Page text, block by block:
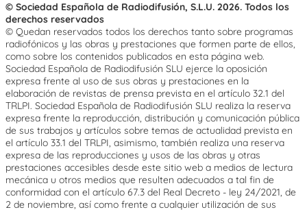
© Sociedad Española de Radiodifusión, S.L.U. 2026. Todos los
derechos reservados
© Quedan reservados todos los derechos tanto sobre programas
radiofónicos y las obras y prestaciones que formen parte de ellos,
como sobre los contenidos publicados en esta página web.
Sociedad Española de Radiodifusión SLU ejerce la oposición
expresa frente al uso de sus obras y prestaciones en la
elaboración de revistas de prensa prevista en el artículo 32.1 del
TRLPI. Sociedad Española de Radiodifusión SLU realiza la reserva
expresa frente la reproducción, distribución y comunicación pública
de sus trabajos y artículos sobre temas de actualidad prevista en
el artículo 33.1 del TRLPI, asimismo, también realiza una reserva
expresa de las reproducciones y usos de las obras y otras
prestaciones accesibles desde este sitio web a medios de lectura
mecánica u otros medios que resulten adecuados a tal fin de
conformidad con el artículo 67.3 del Real Decreto - ley 24/2021, de
2 de noviembre, así como frente a cualquier utilización de sus